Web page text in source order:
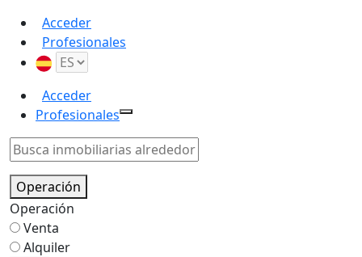
Acceder
Profesionales
Acceder
Profesionales
Operación
Operación
Venta
Alquiler